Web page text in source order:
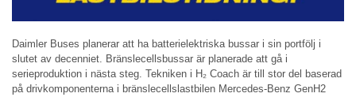
Daimler Buses planerar att ha batterielektriska bussar i sin portfölj i
slutet av decenniet. Bränslecellsbussar är planerade att gå i
serieproduktion i nästa steg. Tekniken i H₂ Coach är till stor del baserad
på drivkomponenterna i bränslecellslastbilen Mercedes-Benz GenH2